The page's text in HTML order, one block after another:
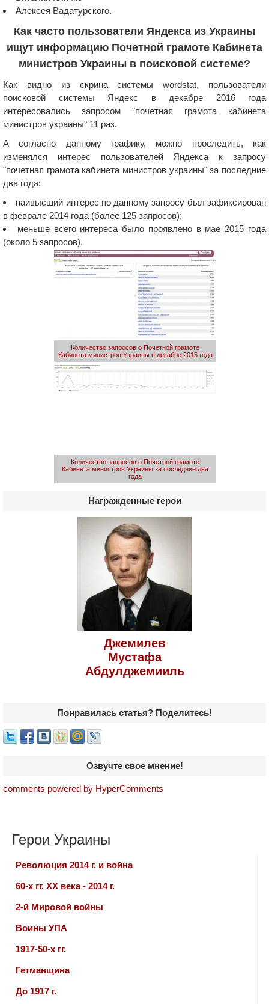
Алексея Вадатурского.
Как часто пользователи Яндекса из Украины
ищут информацию Почетной грамоте Кабинета
министров Украины в поисковой системе?
Как видно из скрина системы wordstat, пользователи
поисковой системы Яндекс в декабре 2016 года
интересовались запросом "почетная грамота кабинета
министров украины" 11 раз.
А согласно данному графику, можно проследить, как
изменялся интерес пользователей Яндекса к запросу
"почетная грамота кабинета министров украины" за последние
два года:
наивысший интерес по данному запросу был зафиксирован
в феврале 2014 года (более 125 запросов);
меньше всего интереса было проявлено в мае 2015 года
(около 5 запросов).
Количество запросов о Почетной грамоте
Кабинета министров Украины в декабре 2015 года
Количество запросов о Почетной грамоте
Кабинета министров Украины за последние два
года
Награжденные герои
Джемилев
Мустафа
Абдулджемииль
Понравилась статья? Поделитесь!
Озвучте свое мнение!
comments powered by HyperComments
Герои Украины
Революция 2014 г. и война
60-х гг. ХХ века - 2014 г.
2-й Мировой войны
Воины УПА
1917-50-х гг.
Гетманщина
До 1917 г.